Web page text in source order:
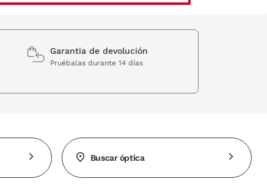
Garantia de devolución
Pruébalas durante 14 días
Buscar óptica